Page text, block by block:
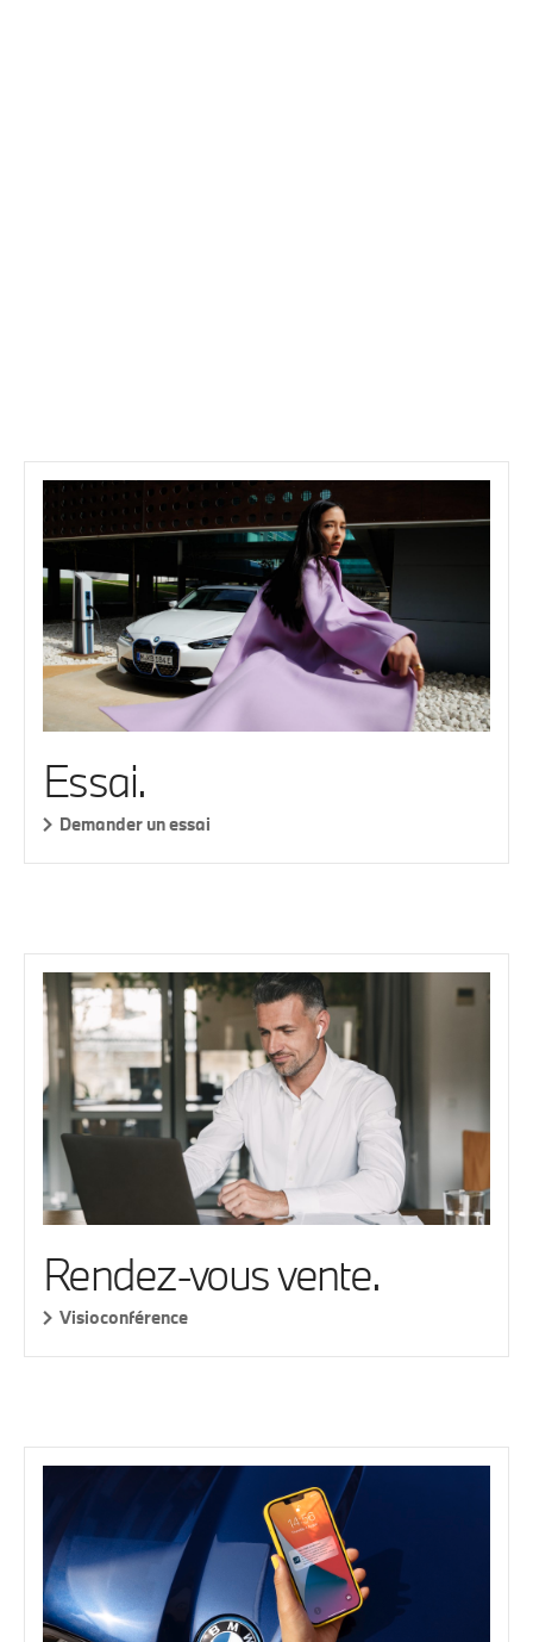
Essai.
Demander un essai
Rendez-vous vente.
Visioconférence